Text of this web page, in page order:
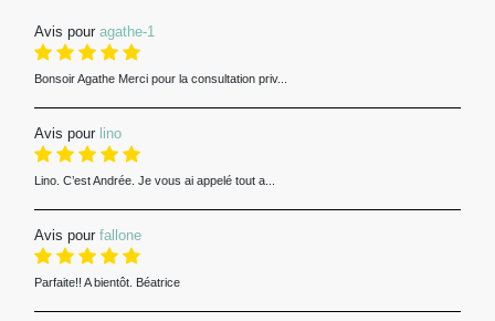
Avis pour agathe-1
Bonsoir Agathe Merci pour la consultation priv...
Avis pour lino
Lino. C’est Andrée. Je vous ai appelé tout a...
Avis pour fallone
Parfaite!! A bientôt. Béatrice